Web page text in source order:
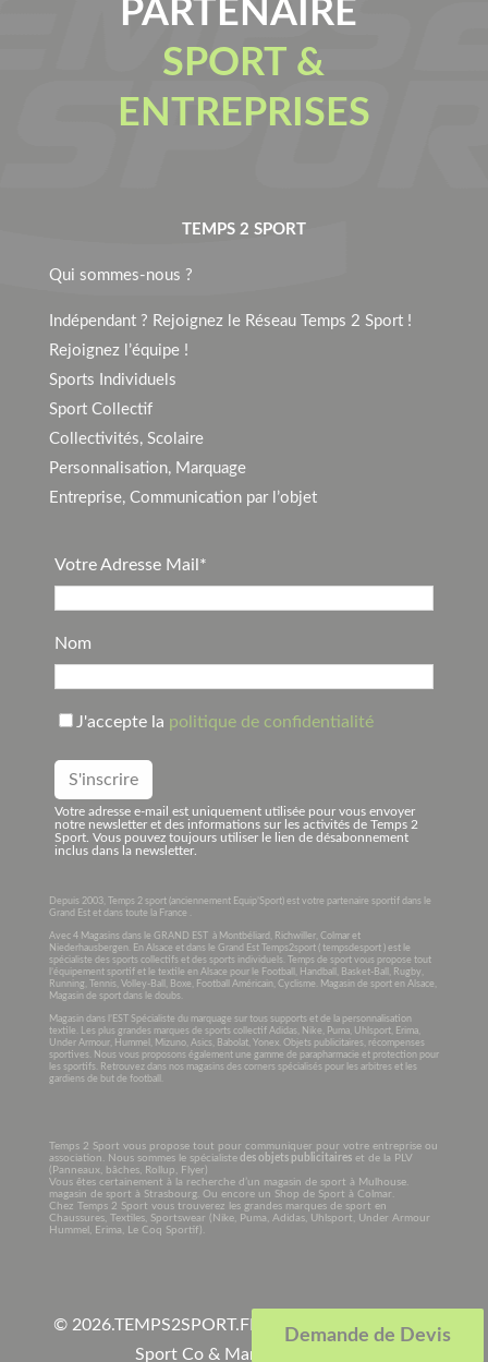
PARTENAIRE
SPORT &
ENTREPRISES
TEMPS 2 SPORT
Qui sommes-nous ?
Indépendant ? Rejoignez le Réseau Temps 2 Sport !
Rejoignez l’équipe !
Sports Individuels
Sport Collectif
Collectivités, Scolaire
Personnalisation, Marquage
Entreprise, Communication par l’objet
Votre Adresse Mail*
Nom
J'accepte la politique de confidentialité
Votre adresse e-mail est uniquement utilisée pour vous envoyer
notre newsletter et des informations sur les activités de Temps 2
Sport. Vous pouvez toujours utiliser le lien de désabonnement
inclus dans la newsletter.
Depuis 2003, Temps 2 sport (anciennement Equip’Sport) est votre partenaire sportif dans le
Grand Est et dans toute la France .
Avec 4 Magasins dans le GRAND EST à Montbéliard, Richwiller, Colmar et
Niederhausbergen. En Alsace et dans le Grand Est Temps2sport ( tempsdesport ) est le
spécialiste des sports collectifs et des sports individuels. Temps de sport vous propose tout
l’équipement sportif et le textile en Alsace pour le Football, Handball, Basket-Ball, Rugby,
Running, Tennis, Volley-Ball, Boxe, Football Américain, Cyclisme. Magasin de sport en Alsace,
Magasin de sport dans le doubs.
Magasin dans l’EST Spécialiste du marquage sur tous supports et de la personnalisation
textile. Les plus grandes marques de sports collectif Adidas, Nike, Puma, Uhlsport, Erima,
Under Armour, Hummel, Mizuno, Asics, Babolat, Yonex. Objets publicitaires, récompenses
sportives. Nous vous proposons également une gamme de parapharmacie et protection pour
les sportifs. Retrouvez dans nos magasins des corners spécialisés pour les arbitres et les
gardiens de but de football.
Temps 2 Sport vous propose tout pour communiquer pour votre entreprise ou
association. Nous sommes le spécialistedes objets publicitaireset de la PLV
(Panneaux, bâches, Rollup, Flyer)
Vous êtes certainement à la recherche d’un magasin de sport à Mulhouse.
magasin de sport à Strasbourg. Ou encore un Shop de Sport à Colmar.
Chez Temps 2 Sport vous trouverez les grandes marques de sport en
Chaussures, Textiles, Sportswear (Nike, Puma, Adidas, Uhlsport, Under Armour
Hummel, Erima, Le Coq Sportif).
Demande de Devis
© 2026.TEMPS2SPORT.FR. Tous droits réservés à
Sport Co & Marquage SARL